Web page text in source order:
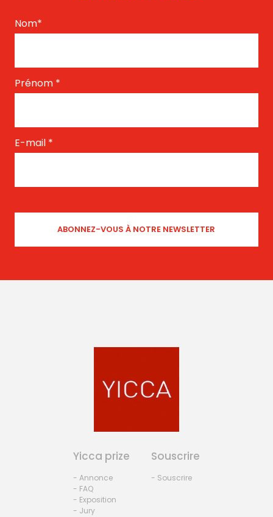
Nom*
Prénom *
E-mail *
Yicca prize
- Annonce
- FAQ
- Exposition
- Jury
Souscrire
- Souscrire